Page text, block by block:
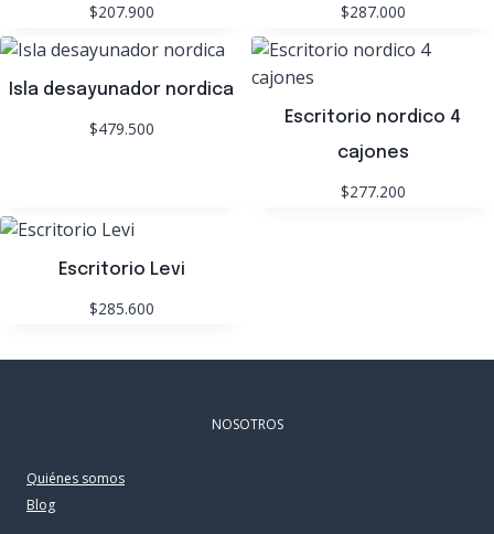
$207.900 $287.000
Isla desayunador nordica
$479.500
Escritorio nordico 4
cajones
$277.200
Escritorio Levi
$285.600
NOSOTROS
Quiénes somos
Blog